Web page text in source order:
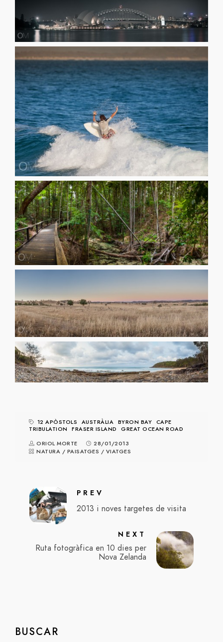
12 APÒSTOLS AUSTRÀLIA BYRON BAY CAPE
TRIBULATION
FRASER ISLAND
GREAT OCEAN ROAD
ORIOL MORTE
28/01/2013
NATURA / PAISATGES / VIATGES
PREV
2013 i noves targetes de visita
NEXT
Ruta fotogràfica en 10 dies per
Nova Zelanda
BUSCAR